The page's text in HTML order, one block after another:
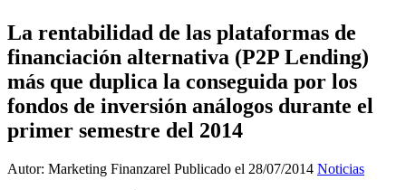
La rentabilidad de las plataformas de
financiación alternativa (P2P Lending)
más que duplica la conseguida por los
fondos de inversión análogos durante el
primer semestre del 2014
Autor: Marketing Finanzarel Publicado el 28/07/2014 Noticias